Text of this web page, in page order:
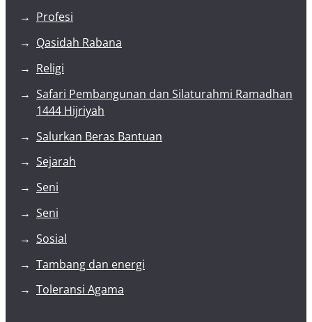
Profesi
Qasidah Rabana
Religi
Safari Pembangunan dan Silaturahmi Ramadhan
1444 Hijriyah
Salurkan Beras Bantuan
Sejarah
Seni
Seni
Sosial
Tambang dan energi
Toleransi Agama